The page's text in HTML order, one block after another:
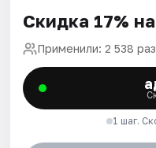
Скидка 17%
Применили: 2 538 раз
1 шаг.